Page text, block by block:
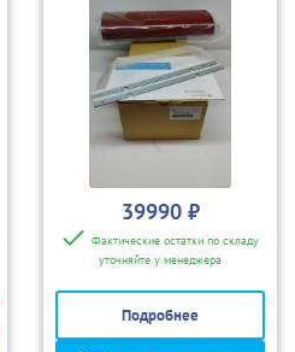
39990 ₽
Фактические остатки по складу
уточняйте у менеджера
Подробнее